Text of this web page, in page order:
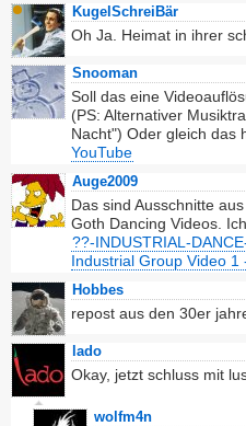
KugelSchreiBär
Oh Ja. Heimat in ihrer
Snooman
Soll das eine
(PS: Alternativer
Nacht") Oder gleich das
YouTube
Auge2009
Das sind Ausschnitte
Goth Dancing Videos.
??-INDUSTRIAL-
Industrial Group Video 1
Hobbes
repost aus den 30er
lado
Okay, jetzt schluss mit
wolfm4n